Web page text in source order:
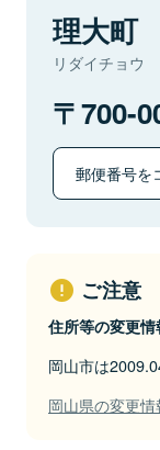
理大町
リダイチョウ
700-
郵便番号を
ご注意
住所等の変更情
岡山市は
岡山県の変更